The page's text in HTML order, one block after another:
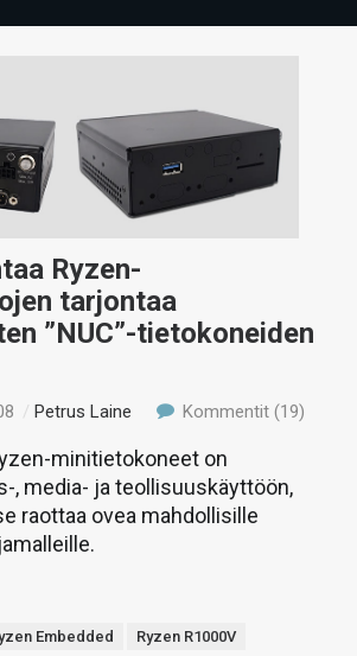
Ryzen-
tarjontaa
”NUC”-tietokoneiden
/ Petrus Laine Kommentit (19)
minitietokoneet on
, media- ja teollisuuskäyttöön,
raottaa ovea mahdollisille
Embedded
Ryzen R1000V